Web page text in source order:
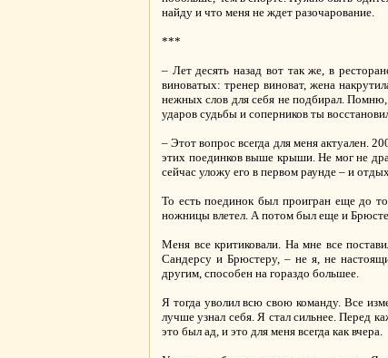
найду и что меня не ждет разочарование.
***
– Лет десять назад вот так же, в
виноватых: тренер виноват, жена
нежных слов для себя не подбирал.
ударов судьбы и соперников ты
– Этот вопрос всегда для меня актуален.
этих поединков выше крыши. Не мог не
сейчас уложу его в первом раунде – и
То есть поединок был проигран еще до
ножницы влетел. А потом был еще и
Меня все критиковали. На мне все
Сандерсу и Брюстеру, – не я, не
другим, способен на гораздо большее.
Я тогда уволил всю свою команду. Все
лучше узнал себя. Я стал сильнее. Перед
это был ад, и это для меня всегда как вчера.